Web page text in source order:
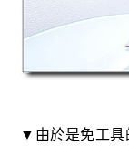
▼由於是免工具